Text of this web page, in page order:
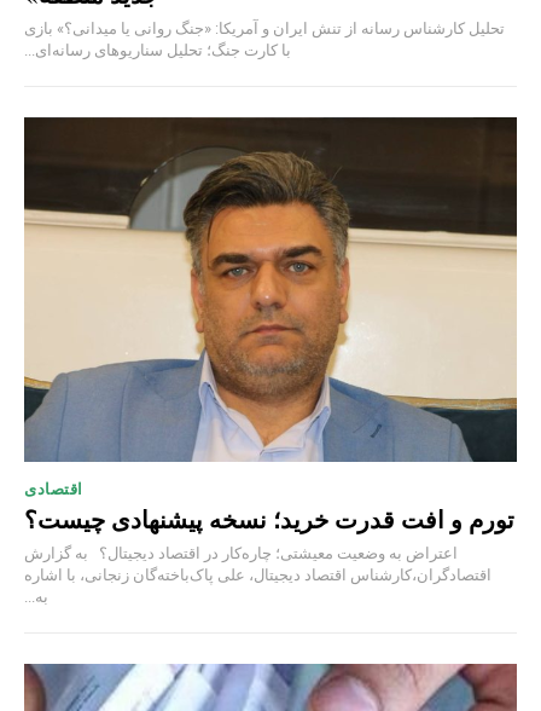
تحلیل کارشناس رسانه از تنش ایران و آمریکا: «جنگ روانی یا میدانی؟» بازی
با کارت جنگ؛ تحلیل سناریوهای رسانه‌ای...
اقتصادی
تورم و افت قدرت خرید؛ نسخه پیشنهادی چیست؟
اعتراض به وضعیت معیشتی؛ چاره‌کار در اقتصاد دیجیتال؟ به گزارش
اقتصادگران،کارشناس اقتصاد دیجیتال، علی پاک‌باخته‌گان زنجانی، با اشاره
به...